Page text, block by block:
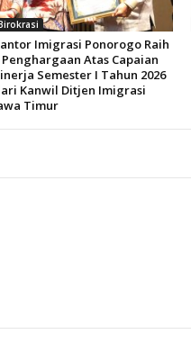
Imigrasi Ponorogo Raih
Penghargaan Atas Capaian
Semester I Tahun 2026
Kanwil Ditjen Imigrasi
Timur